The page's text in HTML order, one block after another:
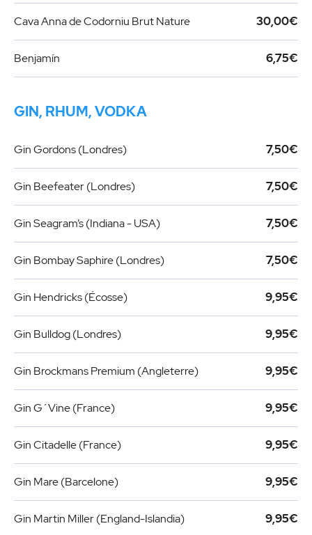
Cava Anna de Codorniu Brut Nature 30,00€
Benjamín 6,75€
GIN, RHUM, VODKA
Gin Gordons (Londres) 7,50€
Gin Beefeater (Londres) 7,50€
Gin Seagram’s (Indiana - USA) 7,50€
Gin Bombay Saphire (Londres) 7,50€
Gin Hendricks (Écosse) 9,95€
Gin Bulldog (Londres) 9,95€
Gin Brockmans Premium (Angleterre) 9,95€
Gin G´Vine (France) 9,95€
Gin Citadelle (France) 9,95€
Gin Mare (Barcelone) 9,95€
Gin Martin Miller (England-Islandia) 9,95€